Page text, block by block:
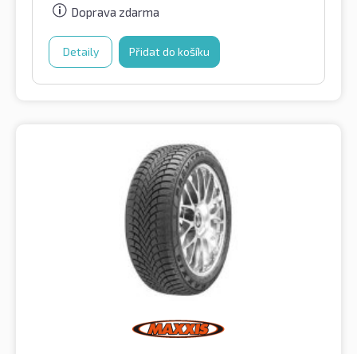
Doprava zdarma
Detaily Přidat do košíku